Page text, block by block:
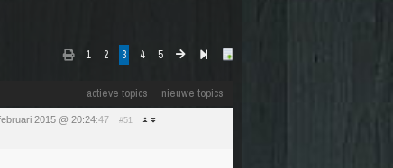
1 2 3 4 5
actieve topics nieuwe topics
2015 @ 20:24:47 #51